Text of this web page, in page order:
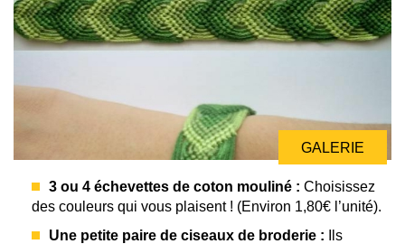
GALERIE
3 ou 4 échevettes de coton mouliné : Choisissez
des couleurs qui vous plaisent ! (Environ 1,80€ l’unité).
Une petite paire de ciseaux de broderie : Ils